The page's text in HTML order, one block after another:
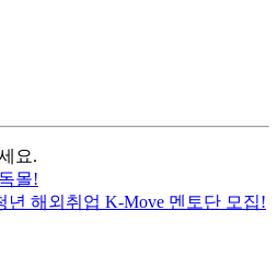
요.
몰!
년 해외취업 K-Move 멘토단 모집!